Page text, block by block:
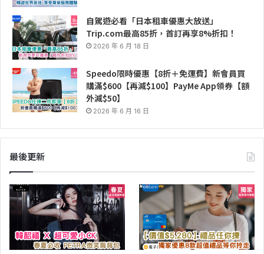
自駕遊必看「日本租車優惠大放送」
Trip.com最高85折，首訂再享8%折扣！
2026 年 6 月 18 日
Speedo限時優惠【8折＋免運費】新會員買
購滿$600【再減$100】PayMe App領券【額
外減$50】
2026 年 6 月 16 日
最後更新